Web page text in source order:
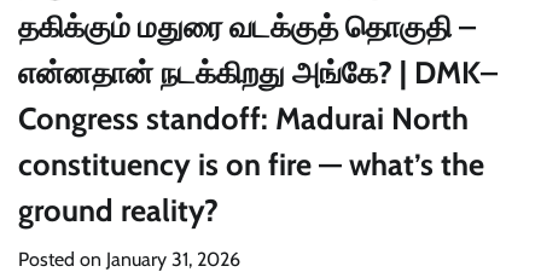
தகிக்கும் மதுரை வடக்குத் தொகுதி –
என்னதான் நடக்கிறது அங்கே? | DMK–
Congress standoff: Madurai North
constituency is on fire — what’s the
ground reality?
Posted on January 31, 2026